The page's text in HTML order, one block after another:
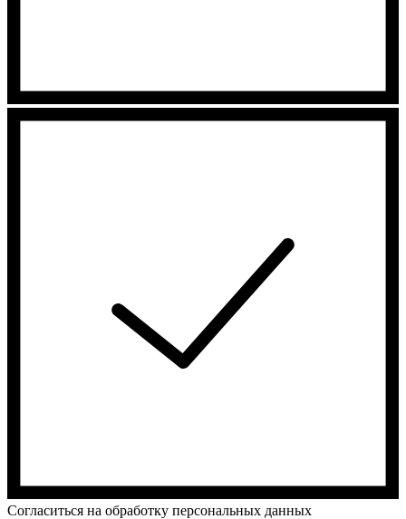
Cогласиться на обработку персональных данных